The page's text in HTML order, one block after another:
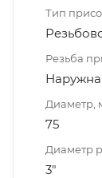
Тип
Резьба
Диаметр,
75
Диаметр
3"